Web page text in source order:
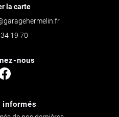
la carte
19 70
nous
informés